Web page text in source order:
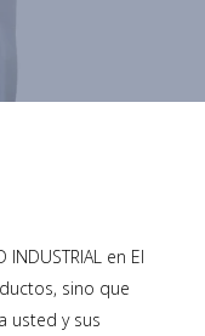
en El
sino que
usted y sus